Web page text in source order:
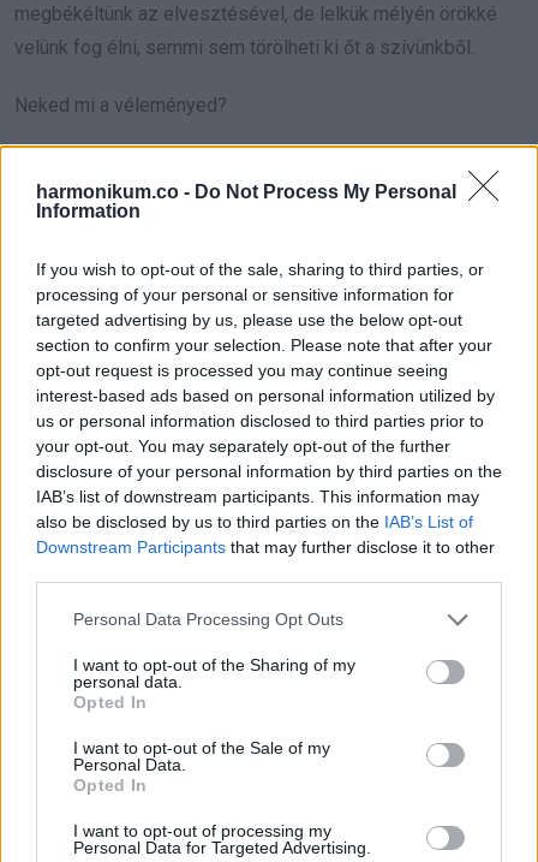
harmonikum.co - Do Not Process My Personal
Information
If you wish to opt-out of the sale, sharing to third parties, or
processing of your personal or sensitive information for
targeted advertising by us, please use the below opt-out
section to confirm your selection. Please note that after your
opt-out request is processed you may continue seeing
interest-based ads based on personal information utilized by
us or personal information disclosed to third parties prior to
your opt-out. You may separately opt-out of the further
disclosure of your personal information by third parties on the
IAB’s list of downstream participants. This information may
also be disclosed by us to third parties on the IAB’s List of
Downstream Participants that may further disclose it to other
Please note that this website/app uses one or more Google
not limited to your visit or usage behaviour. You may click to
grant or deny consent to Google and its third-party tags to
use your data for below specified purposes in below Google
consent section.
Personal Data Processing Opt Outs
I want to opt-out of the Sharing of my
personal data.
Opted In
I want to opt-out of the Sale of my
Personal Data.
Opted In
I want to opt-out of processing my
Personal Data for Targeted Advertising.
megbékéltünk az elvesztésével, de lelkük mélyén örökké
velünk fog élni, semmi sem törölheti ki őt a szívünkből.
Neked mi a véleményed?
Oszd meg ezt a posztot:
WhatsappReddit Share
via
Email
ELŐZŐ POSZT
Az ezekben a csillagjegyekben született
Nők akkora belső erővel bírnak, hogy a
KÖVETKEZŐ POSZT
Óriási az öröm Tóth Veráéknál: özönlöttek
a gratulációk!